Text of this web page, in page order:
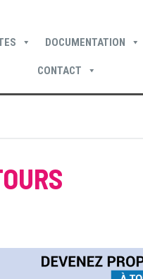
DOCUMENTATION
CONTACT